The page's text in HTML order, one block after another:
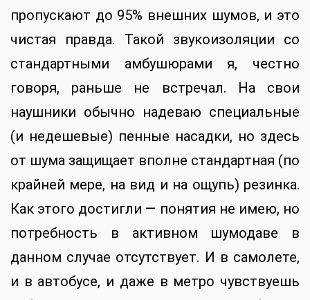
пропускают до 95% внешних шумов, и это
чистая правда. Такой звукоизоляции со
стандартными амбушюрами я, честно
говоря, раньше не встречал. На свои
наушники обычно надеваю специальные
(и недешевые) пенные насадки, но здесь
от шума защищает вполне стандартная (по
крайней мере, на вид и на ощупь) резинка.
Как этого достигли — понятия не имею, но
потребность в активном шумодаве в
данном случае отсутствует. И в самолете,
и в автобусе, и даже в метро чувствуешь